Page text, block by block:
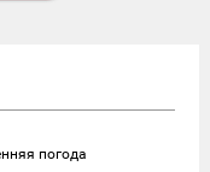
погода